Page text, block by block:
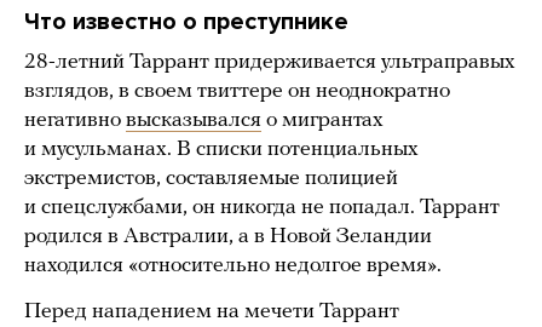
Что известно о преступнике
28-летний Таррант придерживается ультраправых
взглядов, в своем твиттере он неоднократно
негативно высказывался о мигрантах
и мусульманах. В списки потенциальных
экстремистов, составляемые полицией
и спецслужбами, он никогда не попадал. Таррант
родился в Австралии, а в Новой Зеландии
находился «относительно недолгое время».
Перед нападением на мечети Таррант